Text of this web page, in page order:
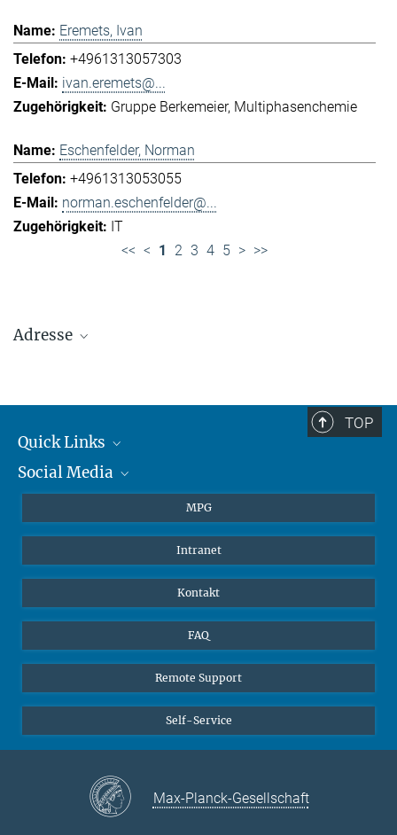
Eremets, Ivan
+4961313057303
ivan.eremets@...
Gruppe Berkemeier Multiphasenchemie
Eschenfelder, Norman
+4961313053055
norman.eschenfelder@...
IT
<< < 1 2 3 4 5 > >>
Adresse
+49 6131 305-1309
Hahn-Meitner-Weg 1, 55128 Mainz
TOP
Quick Links
Journalisten
Alumni
Social Media
Facebook
Instagram
YouTube
MPG
Intranet
Kontakt
FAQ
Remote Support
Self-Service
Max-Planck-Gesellschaft